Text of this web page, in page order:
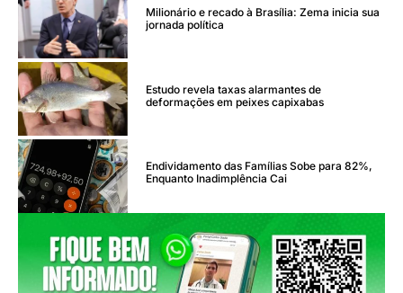
Milionário e recado à Brasília: Zema inicia sua
jornada política
Estudo revela taxas alarmantes de
deformações em peixes capixabas
Endividamento das Famílias Sobe para 82%,
Enquanto Inadimplência Cai